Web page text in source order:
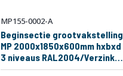
MP155-0002-A
Beginsectie grootvakstelling
MP 2000x1850x600mm hxbxd
3 niveaus RAL2004/Verzinkt
400kg